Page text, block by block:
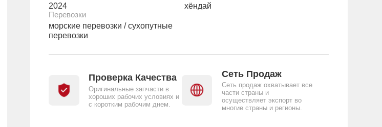
2024 хёндай
Перевозки
морские перевозки / сухопутные
перевозки
Проверка Качества
Оригинальные запчасти в
хороших рабочих условиях и
с коротким рабочим днем.
Сеть Продаж
Сеть продаж охватывает все
части страны и
осуществляет экспорт во
многие страны и регионы.